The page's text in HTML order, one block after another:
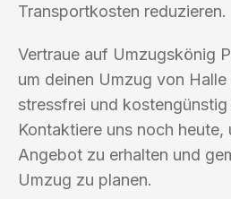
Transportkosten reduzieren.
Vertraue auf Umzugskönig
um deinen Umzug von
stressfrei und
Kontaktiere uns noch heute,
Angebot zu erhalten und
Umzug zu planen.